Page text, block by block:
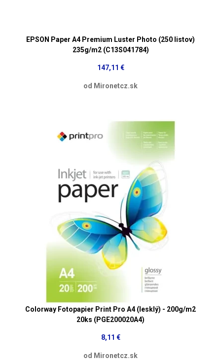
EPSON Paper A4 Premium Luster Photo (250 listov)
235g/m2 (C13S041784)
147,11 €
od Mironetcz.sk
Colorway Fotopapier Print Pro A4 (lesklý) - 200g/m2
20ks (PGE200020A4)
8,11 €
od Mironetcz.sk